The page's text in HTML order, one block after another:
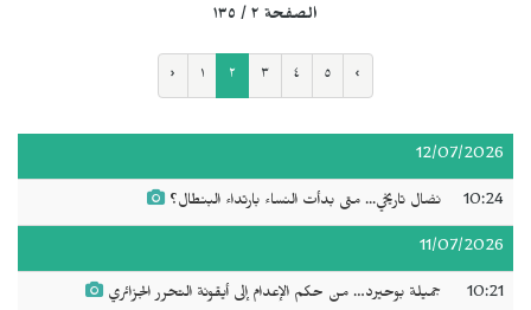
الصفحة ٢ / ١٣٥
‹ ١ ٢ ٣ ٤ ٥ ›
12/07/2026
10:24 نضال تاريخي... متى بدأت النساء بارتداء البنطال؟
11/07/2026
10:21 جميلة بوحيرد… من حكم الإعدام إلى أيقونة التحرر الجزائري